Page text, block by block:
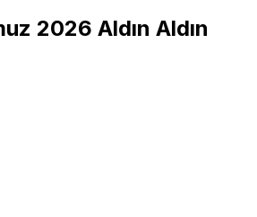
2026 Aldın Aldın